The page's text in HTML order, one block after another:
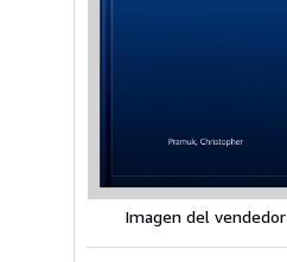
Imagen del vendedor